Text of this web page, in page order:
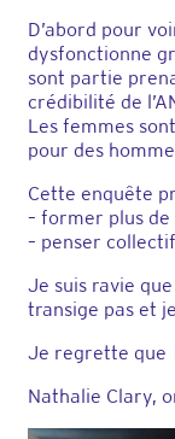
D’abord pour
dysfonctionne
sont partie
crédibilité de
Les femmes
pour des
Cette enquête
– former plus
– penser
Je suis ravie
transige pas et
Je regrette que
Nathalie Clary,